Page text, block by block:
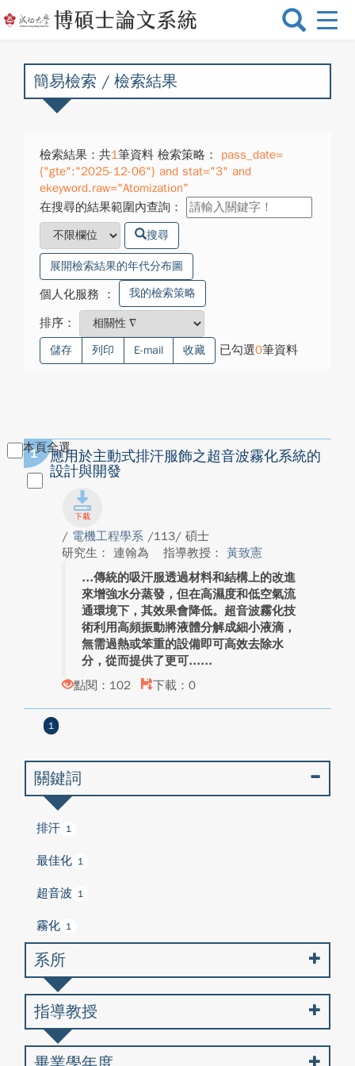
選
換
簡易檢索 / 檢索結果
檢索結果：共1筆資料 檢索策略：
pass_date=
{"gte":"2025-12-06"} and stat="3" and
ekeyword.raw="Atomization"
在搜尋的結果範圍內查詢：
搜尋
展開檢索結果的年代分布圖
個人化服務 ： 我的檢索策略
排序：
儲存 列印 E-mail 收藏 已勾選0筆資料
本頁全選
1
應用於主動式排汗服飾之超音波霧化系統的
設計與開發
/ 電機工程學系 /113/ 碩士
研究生： 連翰為
指導教授： 黃致憲
傳統的吸汗服透過材料和結構上的改進
來增強水分蒸發，但在高濕度和低空氣流
通環境下，其效果會降低。超音波霧化技
術利用高頻振動將液體分解成細小液滴，
無需過熱或笨重的設備即可高效去除水
分，從而提供了更可...
點閱：102
下載：0
1
關鍵詞
排汗 1
最佳化 1
超音波 1
霧化 1
系所
指導教授